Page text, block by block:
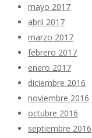
mayo 2017
abril 2017
marzo 2017
febrero 2017
enero 2017
diciembre 2016
noviembre 2016
octubre 2016
septiembre 2016